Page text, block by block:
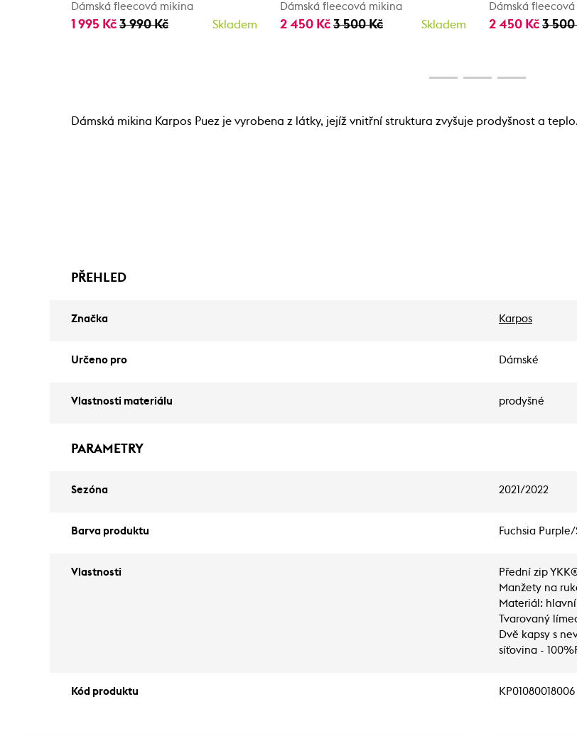
Dámská fleecová mikina
1 995 Kč 3 990 Kč Skladem
Dámská fleecová mikina
2 450 Kč 3 500 Kč Skladem
Dámská
2 450 Kč 3 500
Dámská mikina Karpos Puez je vyrobena z látky, jejíž vnitřní struktura zvyšuje prodyšnost a teplo.
PŘEHLED
Značka Karpos
Určeno pro Dámské
Vlastnosti materiálu prodyšné
PARAMETRY
Sezóna 2021/2022
Barva produktu Fuchsia
Vlastnosti
Přední zip
Manžety na
Materiál: hlavní
Tvarovaný
Dvě kapsy s
síťovina -
Kód produktu KP01080018006